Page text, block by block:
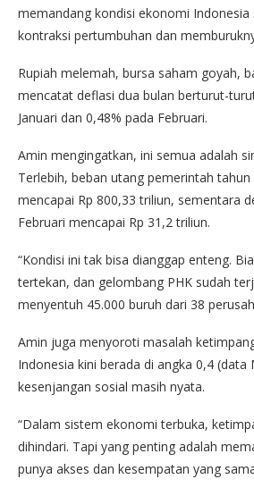
memandang kondisi ekonomi Indonesia
kontraksi pertumbuhan dan
Rupiah melemah, bursa saham goyah,
mencatat deflasi dua bulan berturut-
Januari dan 0,48% pada Februari.
Amin mengingatkan, ini semua adalah
Terlebih, beban utang pemerintah
mencapai Rp 800,33 triliun, sementara
Februari mencapai Rp 31,2 triliun.
“Kondisi ini tak bisa dianggap enteng.
tertekan, dan gelombang PHK sudah
menyentuh 45.000 buruh dari 38
Amin juga menyoroti masalah
Indonesia kini berada di angka 0,4 (data
kesenjangan sosial masih nyata.
“Dalam sistem ekonomi terbuka,
dihindari. Tapi yang penting adalah
punya akses dan kesempatan yang